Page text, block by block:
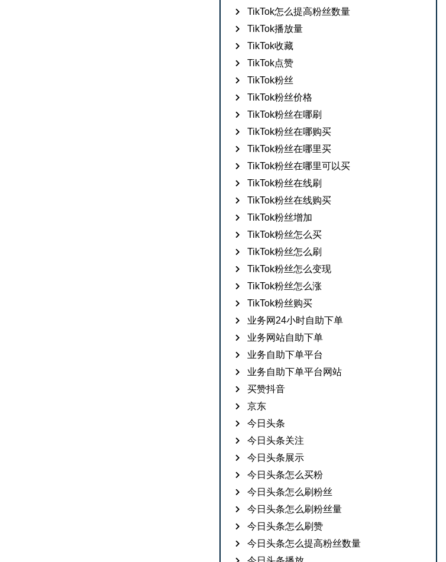
TikTok怎么提高粉丝数量
TikTok播放量
TikTok收藏
TikTok点赞
TikTok粉丝
TikTok粉丝价格
TikTok粉丝在哪刷
TikTok粉丝在哪购买
TikTok粉丝在哪里买
TikTok粉丝在哪里可以买
TikTok粉丝在线刷
TikTok粉丝在线购买
TikTok粉丝增加
TikTok粉丝怎么买
TikTok粉丝怎么刷
TikTok粉丝怎么变现
TikTok粉丝怎么涨
TikTok粉丝购买
业务网24小时自助下单
业务网站自助下单
业务自助下单平台
业务自助下单平台网站
买赞抖音
京东
今日头条
今日头条关注
今日头条展示
今日头条怎么买粉
今日头条怎么刷粉丝
今日头条怎么刷粉丝量
今日头条怎么刷赞
今日头条怎么提高粉丝数量